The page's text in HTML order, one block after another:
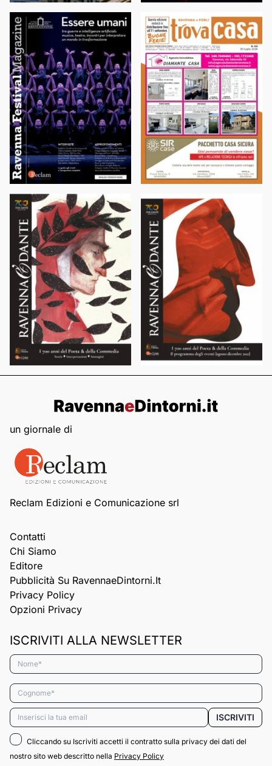
un giornale di
Reclam Edizioni e Comunicazione srl
Contatti
Chi Siamo
Editore
Pubblicità Su RavennaeDintorni.it
Privacy Policy
Opzioni Privacy
ISCRIVITI ALLA NEWSLETTER
Nome*
Cognome*
Email* ISCRIVITI
Cliccando su Iscriviti accetti il contratto sulla privacy dei dati del
nostro sito web descritto nella Privacy Policy